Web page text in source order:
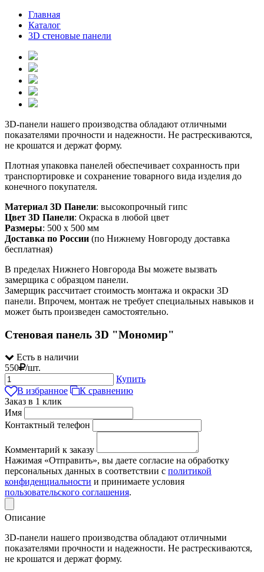
Главная
Каталог
3D стеновые панели
3D-панели нашего производства обладают отличными
показателями прочности и надежности. Не растрескиваются,
не крошатся и держат форму.
Плотная упаковка панелей обеспечивает сохранность при
транспортировке и сохранение товарного вида изделия до
конечного покупателя.
Материал 3D Панели: высокопрочный гипс
Цвет 3D Панели: Окраска в любой цвет
Размеры: 500 х 500 мм
Доставка по России (по Нижнему Новгороду доставка
бесплатная)
В пределах Нижнего Новгорода Вы можете вызвать
замерщика с образцом панели.
Замерщик рассчитает стоимость монтажа и окраски 3D
панели. Впрочем, монтаж не требует специальных навыков и
может быть произведен самостоятельно.
Стеновая панель 3D "Мономир"
Есть в наличии
550
/шт.
Купить
В избранное
К сравнению
Заказ в 1 клик
Имя
Контактный телефон
Комментарий к заказу
Нажимая «Отправить», вы даете согласие на обработку
персональных данных в соответствии с политикой
конфиденциальности и принимаете условия
пользовательского соглашения.
Описание
3D-панели нашего производства обладают отличными
показателями прочности и надежности. Не растрескиваются,
не крошатся и держат форму.